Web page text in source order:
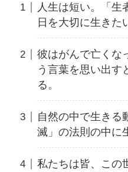
人生は短い。「生
日を大切に生きた
彼はがんで亡くな
う言葉を思い出す
る。
自然の中で生きる
滅」の法則の中に
私たちは皆、この